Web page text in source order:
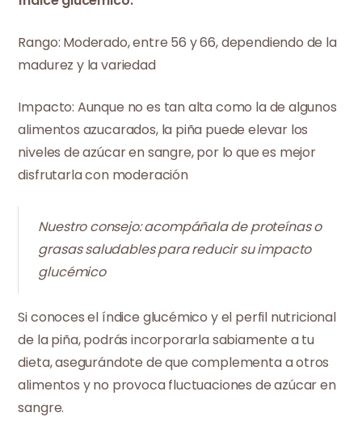
Rango: Moderado, entre 56 y 66, dependiendo de la
madurez y la variedad
Impacto: Aunque no es tan alta como la de algunos
alimentos azucarados, la piña puede elevar los
niveles de azúcar en sangre, por lo que es mejor
disfrutarla con moderación
Nuestro consejo: acompáñala de proteínas o
grasas saludables para reducir su impacto
glucémico
Si conoces el índice glucémico y el perfil nutricional
de la piña, podrás incorporarla sabiamente a tu
dieta, asegurándote de que complementa a otros
alimentos y no provoca fluctuaciones de azúcar en
sangre.